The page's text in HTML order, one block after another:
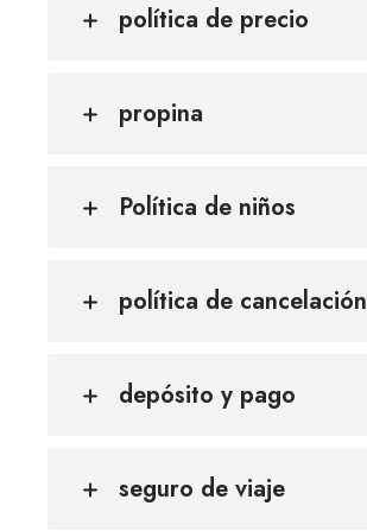
política de precio
propina
Política de niños
política de cancelación
depósito y pago
seguro de viaje